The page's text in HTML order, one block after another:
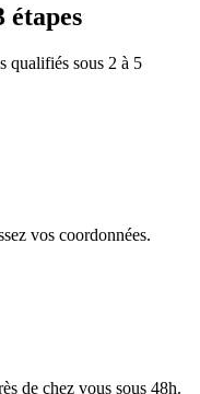
étapes
qualifiés sous 2 à 5
vos coordonnées.
de chez vous sous 48h.